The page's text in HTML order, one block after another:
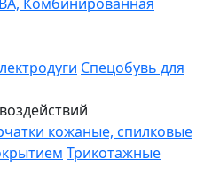
Спецобувь для
кожаные, спилковые
Трикотажные